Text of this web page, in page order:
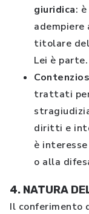
giuridica:
titolare
Lei è parte.
trattati per
diritti e
è
o alla
4. NATURA
Il conferimento